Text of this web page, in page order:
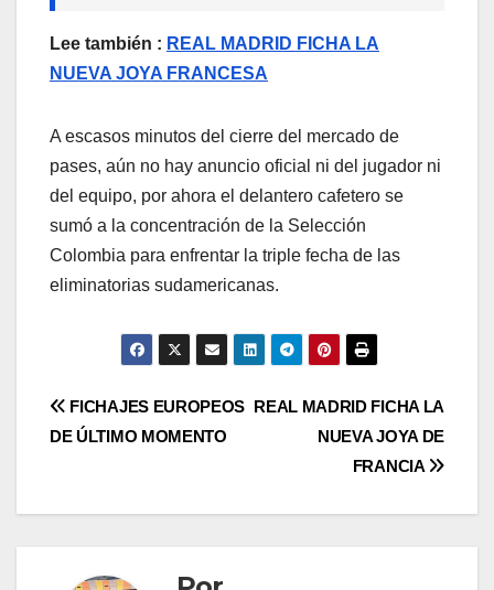
Lee también : REAL MADRID FICHA LA
NUEVA JOYA FRANCESA
A escasos minutos del cierre del mercado de
pases, aún no hay anuncio oficial ni del jugador ni
del equipo, por ahora el delantero cafetero se
sumó a la concentración de la Selección
Colombia para enfrentar la triple fecha de las
eliminatorias sudamericanas.
REAL MADRID FICHA LA
NUEVA JOYA DE
FRANCIA
FICHAJES EUROPEOS
DE ÚLTIMO MOMENTO